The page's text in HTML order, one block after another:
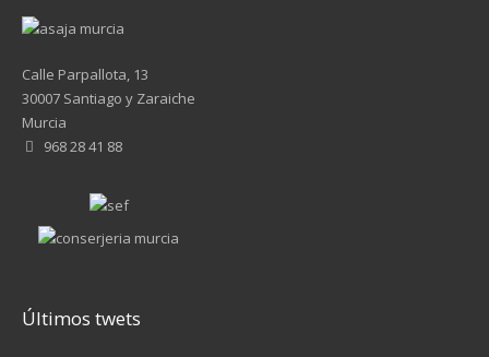
Calle Parpallota, 13
30007 Santiago y Zaraiche
Murcia
968 28 41 88
Últimos twets